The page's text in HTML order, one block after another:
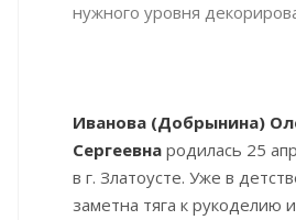
нужного уровня
Иванова (Добрынина)
Сергеевна родилась 25
в г. Златоусте. Уже в
заметна тяга к рукоделию